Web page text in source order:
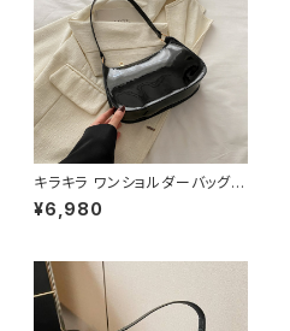
ショルダー ワンピースドレス 韓
国ファッション OL カジュアル
オフィスカジュアル 結婚式 パー
ティー ブラック お呼ばれ シンプ
ル 10代 20代 30代 40代 C-O
SS0076
キラキラ ワンショルダーバッグ
パテントバッグ レディース バッグ
光沢感 コンパクト エレガント カ
¥6,980